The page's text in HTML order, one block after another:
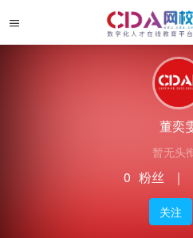
董奕
暂无头
0 粉丝 ｜
关注